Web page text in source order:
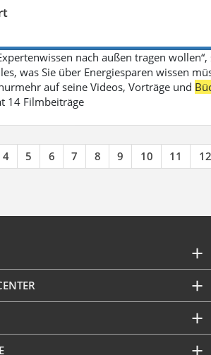
nach außen tragen
was Sie über Energiesparen wissen
auf seine Videos, Vorträge und
14 Filmbeiträge
4 5 6 7 8 9 10 11 12